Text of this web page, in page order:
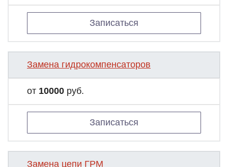
Записаться
Замена гидрокомпенсаторов
от 10000 руб.
Записаться
Замена цепи ГРМ